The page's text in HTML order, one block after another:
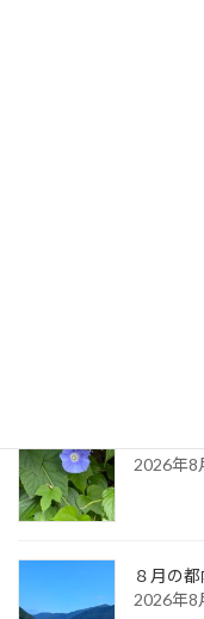
2026年8
８月の
2026年8